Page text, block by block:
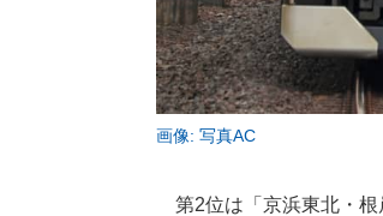
画像: 写真AC
第2位は「京浜東北・根